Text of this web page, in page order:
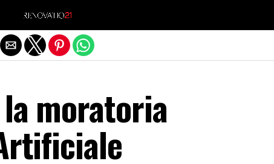
moratoria
Exit mobile version